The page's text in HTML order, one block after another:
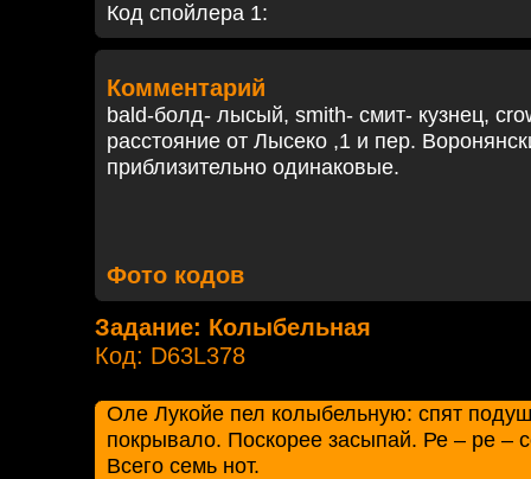
Код спойлера 1:
Комментарий
bald-болд- лысый, smith- смит- кузнец,
расстояние от Лысеко ,1 и пер.
приблизительно одинаковые.
Фото кодов
Задание: Колыбельная
Код: D63L378
Оле Лукойе пел колыбельную: спят
покрывало. Поскорее засыпай. Ре – ре –
Всего семь нот.